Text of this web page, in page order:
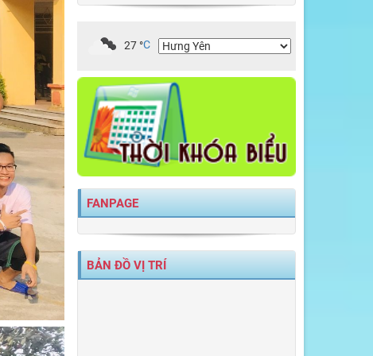
27°C
FANPAGE
BẢN ĐỒ VỊ TRÍ